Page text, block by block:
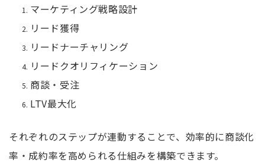
マーケティング戦略設計
リード獲得
リードナーチャリング
リードクオリフィケーション
商談・受注
LTV最大化
それぞれのステップが連動することで、効率的に商談化
率・成約率を高められる仕組みを構築できます。